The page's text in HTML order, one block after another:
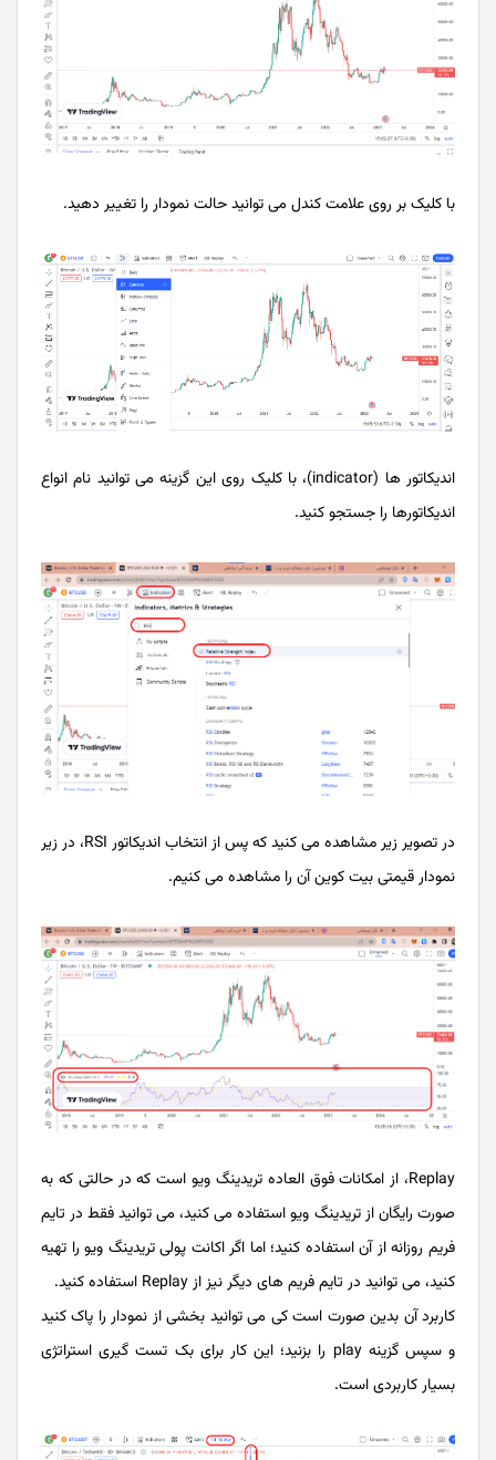
با کلیک بر روی علامت کندل می توانید حالت نمودار را تغییر دهید.
اندیکاتور ها (indicator)، با کلیک روی این گزینه می توانید نام انواع
اندیکاتورها را جستجو کنید.
در تصویر زیر مشاهده می کنید که پس از انتخاب اندیکاتور RSI، در زیر
نمودار قیمتی بیت کوین آن را مشاهده می کنیم.
Replay، از امکانات فوق العاده تریدینگ ویو است که در حالتی که به
صورت رایگان از تریدینگ ویو استفاده می کنید، می توانید فقط در تایم
فریم روزانه از آن استفاده کنید؛ اما اگر اکانت پولی تریدینگ ویو را تهیه
کنید، می توانید در تایم فریم های دیگر نیز از Replay استفاده کنید.
کاربرد آن بدین صورت است کی می توانید بخشی از نمودار را پاک کنید
و سپس گزینه play را بزنید؛ این کار برای بک تست گیری استراتژی
بسیار کاربردی است.